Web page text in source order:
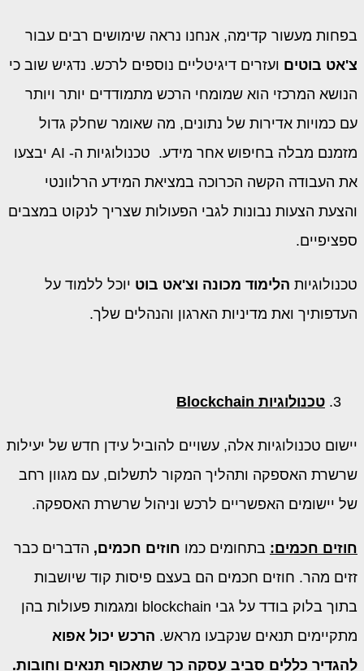
בפחות מעשור קדימה, אנחנו נראה שימושים רבים עבור
צ'אט בוטים ועזרים דיגיטליים נוספים לרכש. נדגיש שוב כי
הנושא המרכזי הוא שמומחי הרכש מתמודדים יותר ויותר
עם כמויות אדירות של נתונים, מה שאומר שחלק גדול
מזמנם מבלה בחיפוש אחר מידע. טכנולוגיות ה- AI יבצעו
את העבודה הקשה הכרוכה במציאת המידע הרלוונטי
והצעת הצעות נבונות לגבי הפעולות שצריך לנקוט במצבים
ספציפיים.
טכנולוגיות הלימוד מכונה וצ'אט בוט יוכל ללמוד על
העדפותיך ואת מדיניות הארגון והנהלים שלך.
טכנולוגיות Blockchain
יישום טכנולוגיות אלה, עשויים להוביל עידן חדש של יעילות
שרשרת האספקה ​​ותהליך המקור לתשלום, עם מגוון רחב
של יישומים האפשריים לרכש וניהול שרשרת האספקה.
חוזים חכמים: בתחומים כמו חוזים חכמים, הדברים כבר
זזים מהר. חוזים חכמים הם בעצם פיסות קוד שיושבות
בתוך בלוק בודד על גבי blockchain ומגמות פעולות בהן
מתקיימים תנאים שנקבעו מראש. הרכש יכול אפוא
להגדיר כללים סביב עסקה כך שתאכוף תנאים וחובות.